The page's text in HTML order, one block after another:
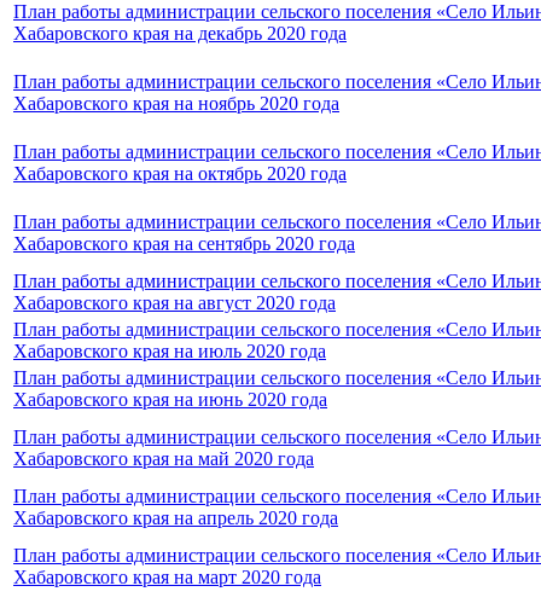
План работы администрации сельского поселения «Село
Хабаровского края на декабрь 2020 года
План работы администрации сельского поселения «Село
Хабаровского края на ноябрь 2020 года
План работы администрации сельского поселения «Село
Хабаровского края на октябрь 2020 года
План работы администрации сельского поселения «Село
Хабаровского края на сентябрь 2020 года
План работы администрации сельского поселения «Село
Хабаровского края на август 2020 года
План работы администрации сельского поселения «Село
Хабаровского края на июль 2020 года
План работы администрации сельского поселения «Село
Хабаровского края на июнь 2020 года
План работы администрации сельского поселения «Село
Хабаровского края на май 2020 года
План работы администрации сельского поселения «Село
Хабаровского края на апрель 2020 года
План работы администрации сельского поселения «Село
Хабаровского края на март 2020 года